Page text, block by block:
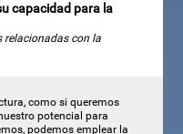
capacidad para la
relacionadas con la
como si queremos
potencial para
podemos emplear la